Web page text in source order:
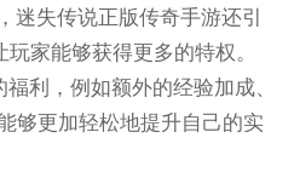
迷失传说正版传奇手游还引
家能够获得更多的特权。
利，例如额外的经验加成、
够更加轻松地提升自己的实